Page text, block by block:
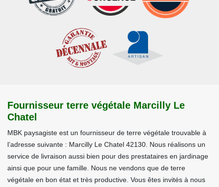
Fournisseur terre végétale Marcilly Le
Chatel
MBK paysagiste est un fournisseur de terre végétale trouvable à
l’adresse suivante : Marcilly Le Chatel 42130. Nous réalisons un
service de livraison aussi bien pour des prestataires en jardinage
ainsi que pour une famille. Nous ne vendons que de terre
végétale en bon état et très productive. Vous êtes invités à nous